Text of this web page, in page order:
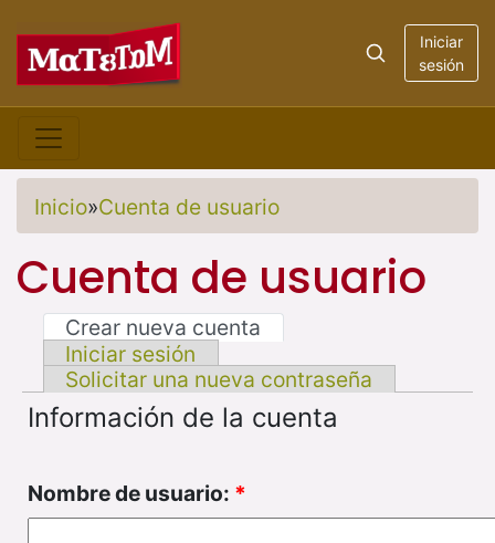
Iniciar
sesión
Inicio»Cuenta de usuario
Cuenta de usuario
Crear nueva cuenta
Iniciar sesión
Solicitar una nueva contraseña
Información de la cuenta
Nombre de usuario: *